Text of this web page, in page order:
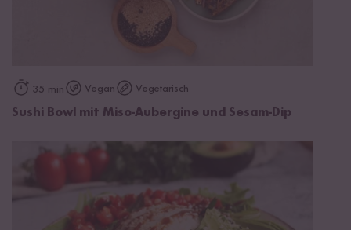
35 min Vegan Vegetarisch
Sushi Bowl mit Miso-Aubergine und Sesam-Dip